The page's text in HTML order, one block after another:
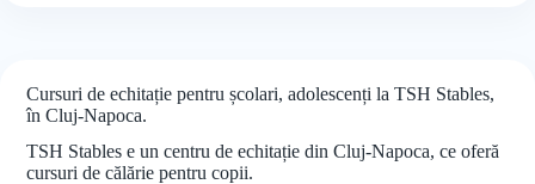
Cursuri de echitație pentru școlari, adolescenți la TSH Stables,
în Cluj-Napoca.
TSH Stables e un centru de echitație din Cluj-Napoca, ce oferă
cursuri de călărie pentru copii.